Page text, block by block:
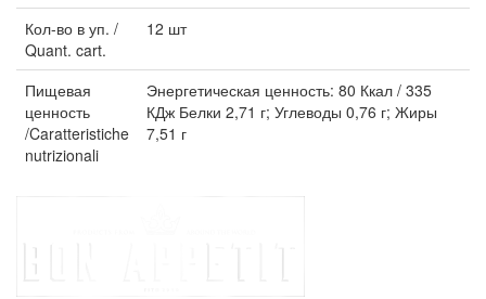
Кол-во в уп. /
Quant. cart.
12 шт
Пищевая
ценность
/Caratteristiche
nutrizionali
Энергетическая ценность: 80 Ккал / 335
КДж Белки 2,71 г; Углеводы 0,76 г; Жиры
7,51 г